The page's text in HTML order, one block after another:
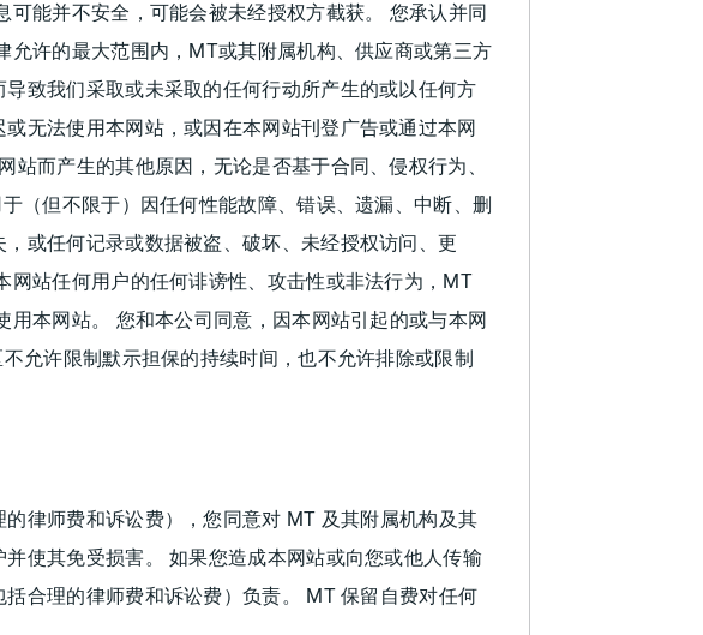
能并不安全，可能会被未经授权方截获。 您承认并同
许的最大范围内，MT或其附属机构、供应商或第三方
致我们采取或未采取的任何行动所产生的或以任何方
无法使用本网站，或因在本网站刊登广告或通过本网
而产生的其他原因，无论是否基于合同、侵权行为、
（但不限于）因任何性能故障、错误、遗漏、中断、删
或任何记录或数据被盗、破坏、未经授权访问、更
站任何用户的任何诽谤性、攻击性或非法行为，MT
本网站。 您和本公司同意，因本网站引起的或与本网
允许限制默示担保的持续时间，也不允许排除或限制
律师费和诉讼费），您同意对 MT 及其附属机构及其
使其免受损害。 如果您造成本网站或向您或他人传输
合理的律师费和诉讼费）负责。 MT 保留自费对任何